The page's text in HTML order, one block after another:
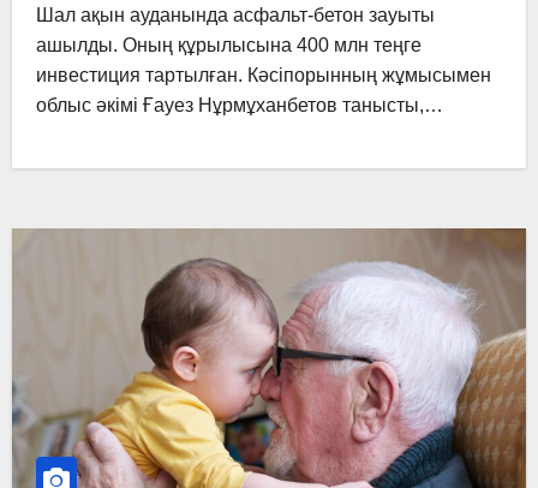
Шал ақын ауданында асфальт-бетон зауыты
ашылды. Оның құрылысына 400 млн теңге
инвестиция тартылған. Кәсіпорынның жұмысымен
облыс әкімі Ғауез Нұрмұханбетов танысты,…